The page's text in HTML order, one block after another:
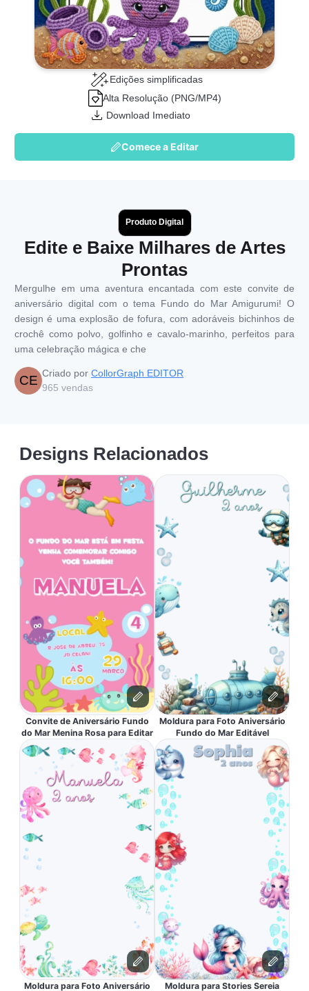
Edições simplificadas
Alta Resolução (PNG/MP4)
Download Imediato
Comece a Editar
Produto Digital
Edite e Baixe Milhares de Artes
Prontas
Mergulhe em uma aventura encantada com este convite de
aniversário digital com o tema Fundo do Mar Amigurumi! O
design é uma explosão de fofura, com adoráveis bichinhos de
crochê como polvo, golfinho e cavalo-marinho, perfeitos para
uma celebração mágica e che
CE Criado por CollorGraph EDITOR
965 vendas
Designs Relacionados
Convite de Aniversário Fundo
do Mar Menina Rosa para Editar
Moldura para Foto Aniversário
Moldura para Foto Aniversário
Fundo do Mar Editável
Moldura para Stories Sereia